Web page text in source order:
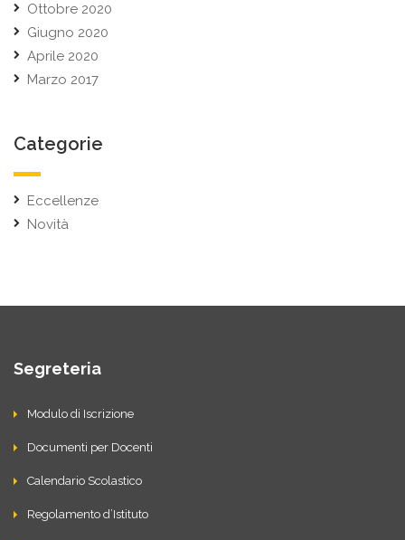
Ottobre 2020
Giugno 2020
Aprile 2020
Marzo 2017
Categorie
Eccellenze
Novità
Segreteria
Modulo di Iscrizione
Documenti per Docenti
Calendario Scolastico
Regolamento d’Istituto